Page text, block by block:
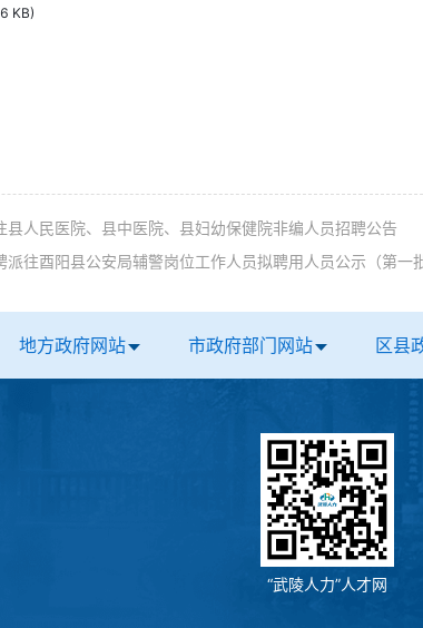
KB)
人民医院、县中医院、县妇幼保健院非编人员招聘公告
往酉阳县公安局辅警岗位工作人员拟聘用人员公示（第一批
地方政府网站 市政府部门网站 区县
“武陵人力”人才网